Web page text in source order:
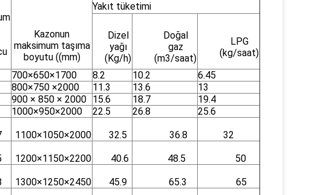
Kazonun
maksimum taşıma
boyutu ((mm)
Yakıt tüketimi
Dizel
yağı
(Kg/h)
Doğal
gaz
(m3/saat)
LPG
(kg/saat)
700×650×1700 8.2 10.2
6.45
800×750 ×2000 11.3 13.6
13
900 × 850 × 2000 15.6 18.7
19.4
1000×950×2000 22.5 26.8 25.6
1100×1050×2000 32.5 36.8 32
1200×1150×2200 40.6 48.5 50
1300×1250×2450 45.9 65.3 65